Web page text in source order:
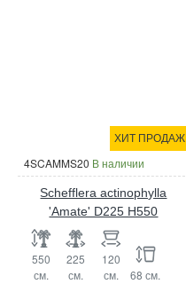
ХИТ ПРОДАЖ
4SCAMMS20 В наличии
Schefflera actinophylla
'Amate' D225 H550
550
см.
225
см.
120
см.
68 см.